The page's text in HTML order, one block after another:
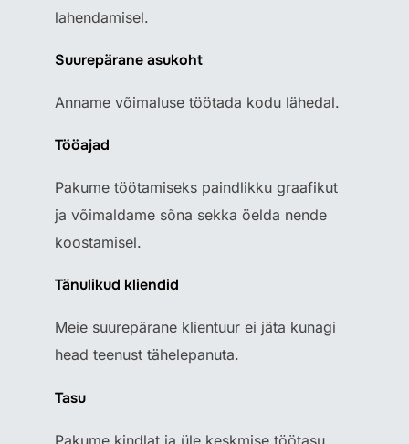
lahendamisel.
Suurepärane asukoht
Anname võimaluse töötada kodu lähedal.
Tööajad
Pakume töötamiseks paindlikku graafikut
ja võimaldame sõna sekka öelda nende
koostamisel.
Tänulikud kliendid
Meie suurepärane klientuur ei jäta kunagi
head teenust tähelepanuta.
Tasu
Pakume kindlat ja üle keskmise töötasu